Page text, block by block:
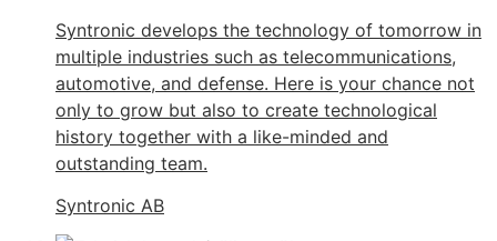
Syntronic develops the technology of tomorrow in
multiple industries such as telecommunications,
automotive, and defense. Here is your chance not
only to grow but also to create technological
history together with a like-minded and
outstanding team.
Syntronic AB